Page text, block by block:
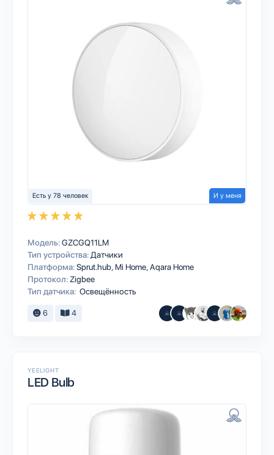
Есть у 78 человек И у меня
Модель:GZCGQ11LM
Тип устройства:Датчики
Платформа:Sprut.hub Mi HomeAqara Home
Протокол:Zigbee
Тип датчика: Освещённость
6 4
YEELIGHT
LED Bulb